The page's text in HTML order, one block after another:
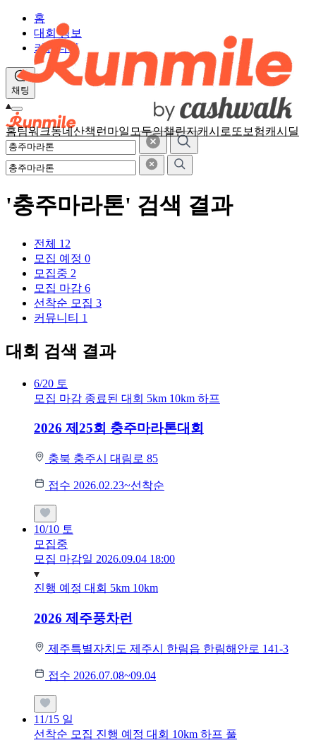
홈팀워크동네산책 런마일 모두의챌린지캐시로또 보험캐시딜
홈
대회 정보
커뮤니티
채팅
'충주마라톤' 검색 결과
전체 12
모집 예정 0
모집중 2
모집 마감 6
선착순 모집 3
커뮤니티 1
대회 검색 결과
6/20 토
모집 마감 종료된 대회 5km 10km 하프
2026 제25회 충주마라톤대회
충북 충주시 대림로 85
접수 2026.02.23~선착순
10/10 토
모집중
모집 마감일 2026.09.04 18:00
진행 예정 대회 5km 10km
2026 제주풍차런
제주특별자치도 제주시 한림읍 한림해안로 141-3
접수 2026.07.08~09.04
11/15 일
선착순 모집 진행 예정 대회 10km 하프 풀